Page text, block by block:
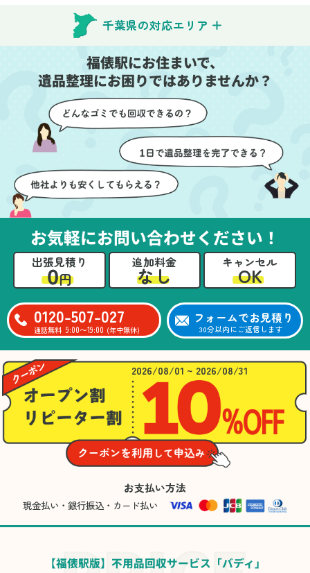
んが手際よく片付けてく
れたので、部屋が驚くほ
どスッキリしました。自
分では手が回らなかった
場所も含め、プロの力を
実感しました。
特に、物が散乱していた
部屋の整理や、細かなア
イテムの仕分けを迅速か
つ丁寧に対応していただ
けたのがありがたかった
です。家族それぞれが必
要なものを確認しながら
進めることができ、安心
できました。さらに、作
業終了後には部屋全体を
清掃していただき、まる
で新しい家のような清潔
よく対応していただき驚
きました。
当日は2名のスタッフが来
てくださり、作業の流れ
や注意点をしっかり説明
していただけたので、こ
ちらも安心感を持って作
業を見守ることができま
した。運び出しの際も、
壁や床を傷つけないよう
に細心の注意を払ってい
ただき、家全体がスムー
ズに片付いていくのがと
業が終わった後には、こ
ちらからお願いしなくて
も部屋を簡単に清掃して
いただけたのも好印象で
した。
サイクル可能なものにつ
いても教えていただき、
今後の片付けにも役立つ
知識が増えました。また
何かあれば、ぜひお願い
したいと思っています。
心のこもったサービスを
ありがとうございまし
た。
千葉県の対応エリア
福俵駅にお住まいで、
遺品整理にお困りではありませんか？
お気軽にお問い合わせください！
出張見積り
0円
追加料金
なし
キャンセル
OK
0120-507-027
通話無料 9:00〜19:00 (年中無休)
フォームでお見積り
30分以内にご返信します
2026/08/01 ~ 2026/08/31
お支払い方法
現金払い・銀行振込・カード払い
【福俵駅版】不用品回収サービス「バディ」